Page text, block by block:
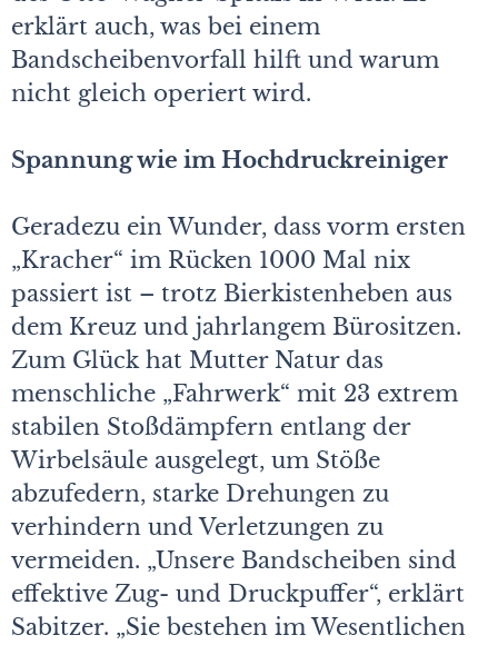
erklärt auch, was bei einem
Bandscheibenvorfall hilft und warum
nicht gleich operiert wird.
Spannung wie im Hochdruckreiniger
Geradezu ein Wunder, dass vorm ersten
„Kracher“ im Rücken 1000 Mal nix
passiert ist – trotz Bierkistenheben aus
dem Kreuz und jahrlangem Bürositzen.
Zum Glück hat Mutter Natur das
menschliche „Fahrwerk“ mit 23 extrem
stabilen Stoßdämpfern entlang der
Wirbelsäule ausgelegt, um Stöße
abzufedern, starke Drehungen zu
verhindern und Verletzungen zu
vermeiden. „Unsere Bandscheiben sind
effektive Zug- und Druckpuffer“, erklärt
Sabitzer. „Sie bestehen im Wesentlichen